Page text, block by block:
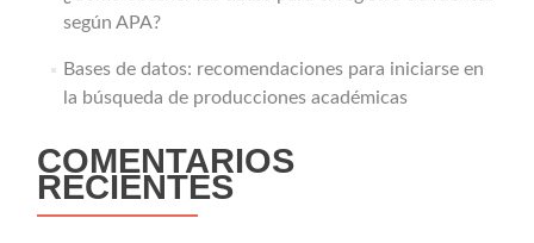
según APA?
Bases de datos: recomendaciones para iniciarse en
la búsqueda de producciones académicas
COMENTARIOS
RECIENTES